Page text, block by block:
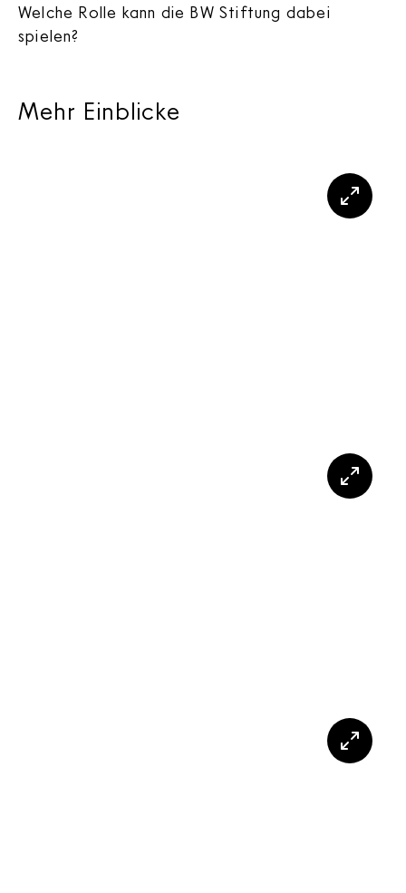
Welche Rolle kann die BW Stiftung dabei
spielen?
Mehr Einblicke